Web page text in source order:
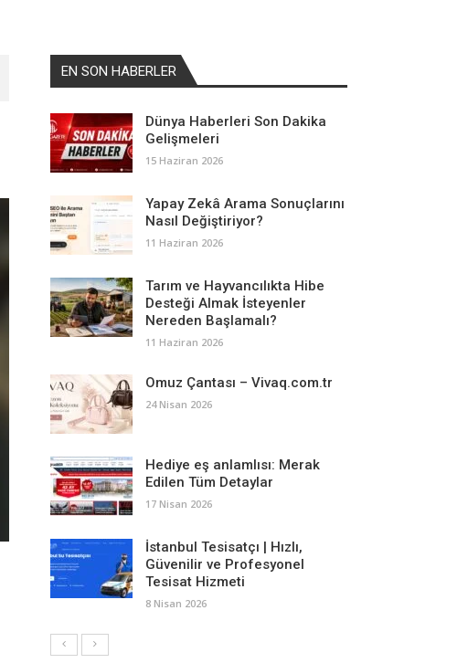
EN SON HABERLER
Dünya Haberleri Son Dakika
Gelişmeleri
15 Haziran 2026
Yapay Zekâ Arama Sonuçlarını
Nasıl Değiştiriyor?
11 Haziran 2026
Tarım ve Hayvancılıkta Hibe
Desteği Almak İsteyenler
Nereden Başlamalı?
11 Haziran 2026
Omuz Çantası – Vivaq.com.tr
24 Nisan 2026
Hediye eş anlamlısı: Merak
Edilen Tüm Detaylar
17 Nisan 2026
İstanbul Tesisatçı | Hızlı,
Güvenilir ve Profesyonel
Tesisat Hizmeti
8 Nisan 2026